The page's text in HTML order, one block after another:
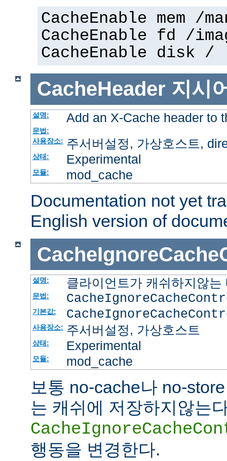
CacheEnable mem /
CacheEnable fd /
CacheEnable disk /
CacheHeader 지시
설명: Add an X-Cache header to
문법:
사용장소: 주서버설정, 가상호스트,
상태: Experimental
모듈: mod_cache
Documentation not yet
English version of
설명: 클라이언트가 캐쉬하지않
문법:
기본값:
사용장소: 주서버설정, 가상호스트
상태: Experimental
모듈: mod_cache
보통 no-cache나 no-
는 캐쉬에 저장하지않는
행동을 변경한다.